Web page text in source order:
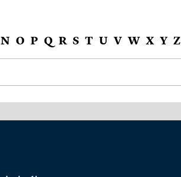
N O P Q R S T U V W X Y Z